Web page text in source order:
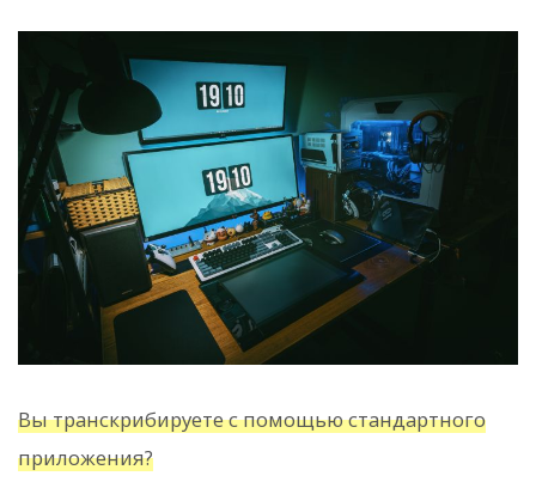
Вы транскрибируете с помощью стандартного
приложения?